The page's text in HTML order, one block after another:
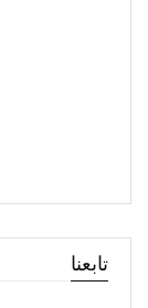
تابعنا